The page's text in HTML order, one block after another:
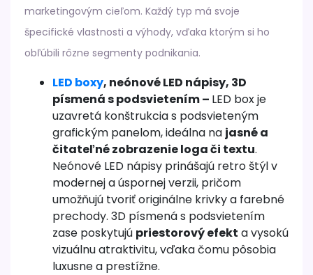
marketingovým cieľom. Každý typ má svoje
špecifické vlastnosti a výhody, vďaka ktorým si ho
obľúbili rôzne segmenty podnikania.
LED boxy, neónové LED nápisy, 3D
písmená s podsvietením – LED box je
uzavretá konštrukcia s podsvieteným
grafickým panelom, ideálna na jasné a
čitateľné zobrazenie loga či textu.
Neónové LED nápisy prinášajú retro štýl v
modernej a úspornej verzii, pričom
umožňujú tvoriť originálne krivky a farebné
prechody. 3D písmená s podsvietením
zase poskytujú priestorový efekt a vysokú
vizuálnu atraktivitu, vďaka čomu pôsobia
luxusne a prestížne.